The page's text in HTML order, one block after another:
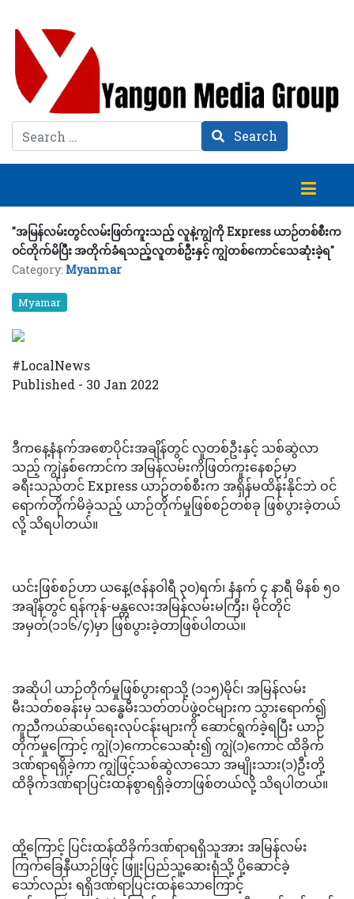
Search Search
"အမြန်လမ်းတွင်လမ်းဖြတ်ကူးသည့် လူနဲ့ကျွဲကို Express ယာဉ်တစ်စီးက
ဝင်တိုက်မိပြီး အတိုက်ခံရသည့်လူတစ်ဦးနှင့် ကျွဲတစ်ကောင်သေဆုံးခဲ့ရ"
Category: Myanmar
Myamar
#LocalNews
Published - 30 Jan 2022
ဒီကနေ့နံနက်အစောပိုင်းအချိန်တွင် လူတစ်ဦးနှင့် သစ်ဆွဲလာ
သည့် ကျွဲနှစ်ကောင်က အမြန်လမ်းကိုဖြတ်ကူးနေစဉ်မှာ
ခရီးသည်တင် Express ယာဉ်တစ်စီးက အရှိန်မထိန်းနိုင်ဘဲ ဝင်
ရောက်တိုက်မိခဲ့သည့် ယာဉ်တိုက်မှုဖြစ်စဉ်တစ်ခု ဖြစ်ပွားခဲ့တယ်
လို့ သိရပါတယ်။
ယင်းဖြစ်စဉ်ဟာ ယနေ့(ဇန်နဝါရီ ၃၀)ရက်၊ နံနက် ၄ နာရီ မိနစ် ၅၀
အချိန်တွင် ရန်ကုန်-မန္တလေးအမြန်လမ်းမကြီး၊ မိုင်တိုင်
အမှတ်(၁၁၆/၄)မှာ ဖြစ်ပွားခဲ့တာဖြစ်ပါတယ်။
အဆိုပါ ယာဉ်တိုက်မှုဖြစ်ပွားရာသို့ (၁၁၅)မိုင်၊ အမြန်လမ်း
မီးသတ်စခန်းမှ သန္ဓေမီးသတ်တပ်ဖွဲ့ဝင်များက သွားရောက်၍
ကူညီကယ်ဆယ်ရေးလုပ်ငန်းများကို ဆောင်ရွက်ခဲ့ရပြီး ယာဉ်
တိုက်မှုကြောင့် ကျွဲ(၁)ကောင်သေဆုံး၍ ကျွဲ(၁)ကောင် ထိခိုက်
ဒဏ်ရာရရှိခဲ့ကာ ကျွဲဖြင့်သစ်ဆွဲလာသော အမျိုးသား(၁)ဦးတို့
ထိခိုက်ဒဏ်ရာပြင်းထန်စွာရရှိခဲ့တာဖြစ်တယ်လို့ သိရပါတယ်။
ထို့ကြောင့် ပြင်းထန်ထိခိုက်ဒဏ်ရာရရှိသူအား အမြန်လမ်း
ကြက်ခြေနီယာဉ်ဖြင့် ဖြူးပြည်သူ့ဆေးရုံသို့ ပို့ဆောင်ခဲ့
သော်လည်း ရရှိဒဏ်ရာပြင်းထန်သောကြောင့်